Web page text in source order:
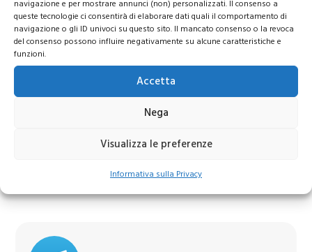
navigazione e per mostrare annunci (non) personalizzati. Il consenso a
queste tecnologie ci consentirà di elaborare dati quali il comportamento di
navigazione o gli ID univoci su questo sito. Il mancato consenso o la revoca
del consenso possono influire negativamente su alcune caratteristiche e
funzioni.
Accetta
Nega
Visualizza le preferenze
Informativa sulla Privacy